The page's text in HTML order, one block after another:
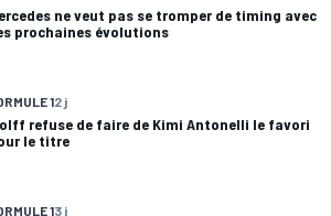
ne veut pas se tromper de timing avec
prochaines évolutions
12 j
refuse de faire de Kimi Antonelli le favori
le titre
13 j